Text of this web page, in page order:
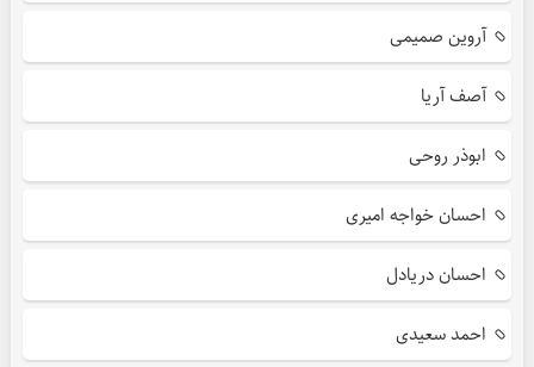
آروین صمیمی
آصف آریا
ابوذر روحی
احسان خواجه امیری
احسان دریادل
احمد سعیدی